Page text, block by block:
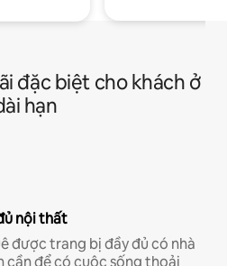
đặc biệt cho khách ở
hạn
nội thất
được trang bị đầy đủ có nhà
cần để có cuộc sống thoải